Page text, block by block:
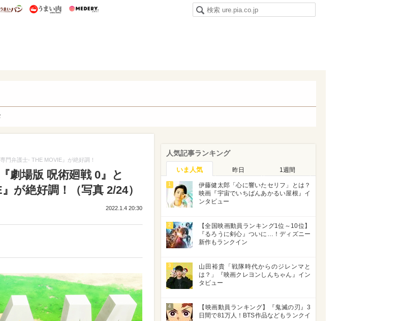
特集
いめし うまいパン うまい肉
門弁護士- THE MOVIE』が絶好調！
劇場版 呪術廻戦 0』と
が絶好調！（写真 2/24）
2022.1.4 20:30
人気記事ランキング
いま人気 昨日 1週間
1
伊藤健太郎「心に響いたセリフ」とは？
映画『宇宙でいちばんあかるい屋根』イ
ンタビュー
2
【全国映画動員ランキング1位～10位】
『るろうに剣心』ついに…！ディズニー
新作もランクイン
3
山田裕貴「戦隊時代からのジレンマと
は？」『映画クレヨンしんちゃん』イン
タビュー
4
【映画動員ランキング】『鬼滅の刃』3
日間で81万人！BTS作品などもランクイ